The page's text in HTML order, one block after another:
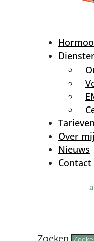
Tarieven
Over mij
Nieuws
Contact
Zoeken